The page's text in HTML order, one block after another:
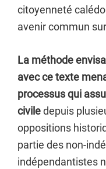
citoyenneté
avenir commun
La méthode
avec ce texte
processus qui
civiledepuis
oppositions
partie des non-
indépendantistes